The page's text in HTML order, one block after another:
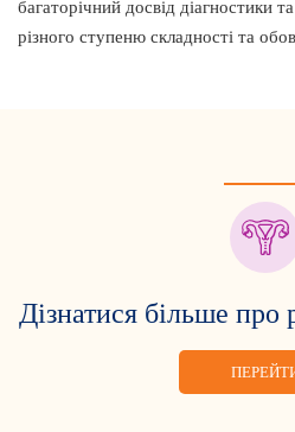
багаторічний досвід діагностики
різного ступеню складності та
Дізнатися більше про